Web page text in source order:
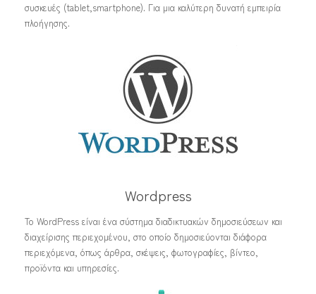
συσκευές (tablet,smartphone). Για μια καλύτερη δυνατή εμπειρία
πλοήγησης.
Wordpress
Το WordPress είναι ένα σύστημα διαδικτυακών δημοσιεύσεων και
διαχείρισης περιεχομένου, στο οποίο δημοσιεύονται διάφορα
περιεχόμενα, όπως άρθρα, σκέψεις, φωτογραφίες, βίντεο,
προϊόντα και υπηρεσίες.